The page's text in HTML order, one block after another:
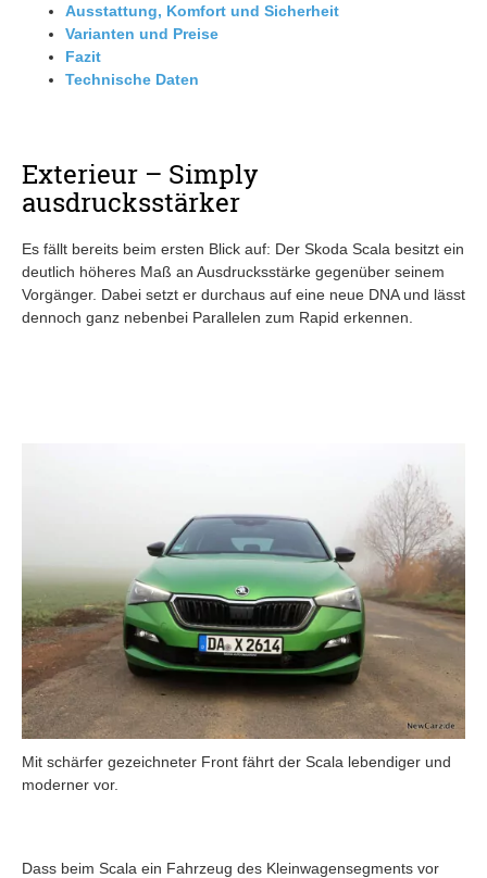
Ausstattung, Komfort und Sicherheit
Varianten und Preise
Fazit
Technische Daten
Exterieur – Simply
ausdrucksstärker
Es fällt bereits beim ersten Blick auf: Der Skoda Scala besitzt ein
deutlich höheres Maß an Ausdrucksstärke gegenüber seinem
Vorgänger. Dabei setzt er durchaus auf eine neue DNA und lässt
dennoch ganz nebenbei Parallelen zum Rapid erkennen.
Mit schärfer gezeichneter Front fährt der Scala lebendiger und
moderner vor.
Dass beim Scala ein Fahrzeug des Kleinwagensegments vor